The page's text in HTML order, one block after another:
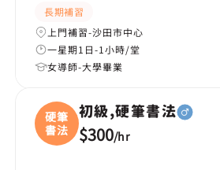
長期補習
上門補習-沙田市中心
一星期1日-1小時/堂
女導師-大學畢業
硬筆
書法
初級,硬筆書法
$300/hr